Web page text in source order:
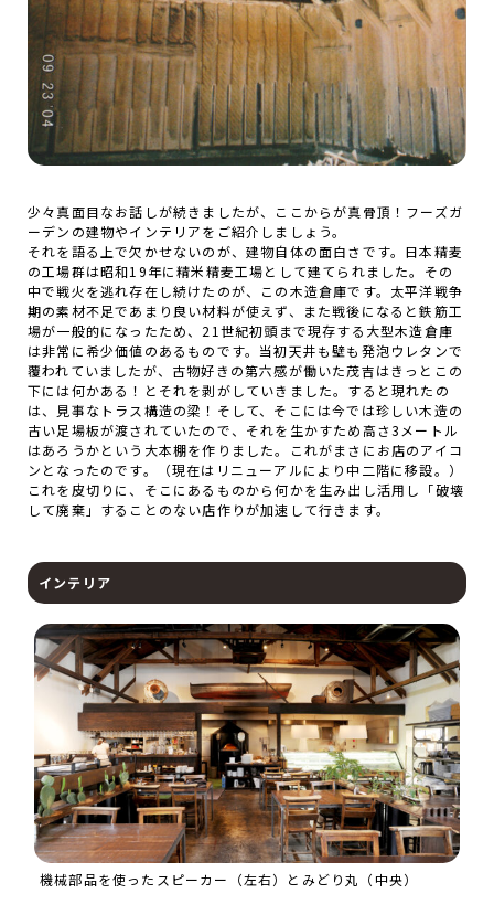
少々真面目なお話しが続きましたが、ここからが真骨頂！フーズガ
ーデンの建物やインテリアをご紹介しましょう。
それを語る上で欠かせないのが、建物自体の面白さです。日本精麦
の工場群は昭和19年に精米精麦工場として建てられました。その
中で戦火を逃れ存在し続けたのが、この木造倉庫です。太平洋戦争
期の素材不足であまり良い材料が使えず、また戦後になると鉄筋工
場が一般的になったため、21世紀初頭まで現存する大型木造倉庫
は非常に希少価値のあるものです。当初天井も壁も発泡ウレタンで
覆われていましたが、古物好きの第六感が働いた茂吉はきっとこの
下には何かある！とそれを剥がしていきました。すると現れたの
は、見事なトラス構造の梁！そして、そこには今では珍しい木造の
古い足場板が渡されていたので、それを生かすため高さ3メートル
はあろうかという大本棚を作りました。これがまさにお店のアイコ
ンとなったのです。（現在はリニューアルにより中二階に移設。）
これを皮切りに、そこにあるものから何かを生み出し活用し「破壊
して廃棄」することのない店作りが加速して行きます。
インテリア
機械部品を使ったスピーカー（左右）とみどり丸（中央）